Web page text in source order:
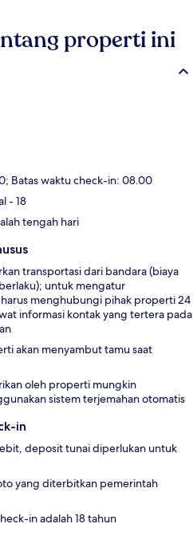
properti ini
Batas waktu check-in: 08.00
- 18
tengah hari
transportasi dari bandara (biaya
untuk mengatur
menghubungi pihak properti 24
informasi kontak yang tertera pada
akan menyambut tamu saat
oleh properti mungkin
sistem terjemahan otomatis
in
deposit tunai diperlukan untuk
yang diterbitkan pemerintah
in adalah 18 tahun